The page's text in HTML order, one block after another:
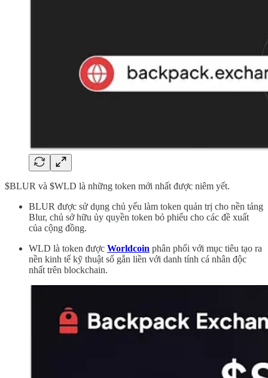
$BLUR và $WLD là những token mới nhất được niêm yết.
BLUR được sử dụng chủ yếu làm token quản trị cho nền tảng
Blur, chủ sở hữu ủy quyền token bỏ phiếu cho các đề xuất
của cộng đồng.
WLD là token được Worldcoin phân phối với mục tiêu tạo ra
nền kinh tế kỹ thuật số gắn liền với danh tính cá nhân độc
nhất trên blockchain.